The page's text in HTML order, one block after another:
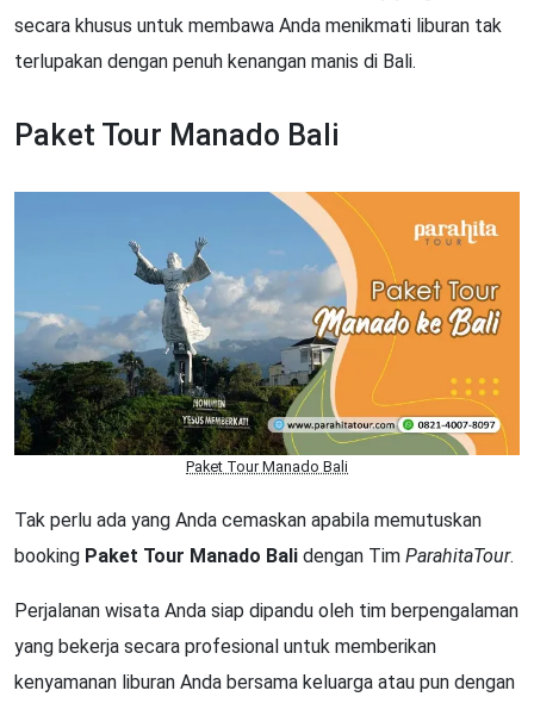
secara khusus untuk membawa Anda menikmati liburan tak
terlupakan dengan penuh kenangan manis di Bali.
Paket Tour Manado Bali
Paket Tour Manado Bali
Tak perlu ada yang Anda cemaskan apabila memutuskan
booking Paket Tour Manado Bali dengan Tim ParahitaTour.
Perjalanan wisata Anda siap dipandu oleh tim berpengalaman
yang bekerja secara profesional untuk memberikan
kenyamanan liburan Anda bersama keluarga atau pun dengan